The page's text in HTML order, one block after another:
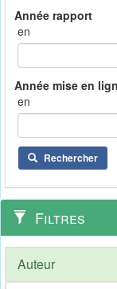
en
en
Rechercher
Filtres
Auteur